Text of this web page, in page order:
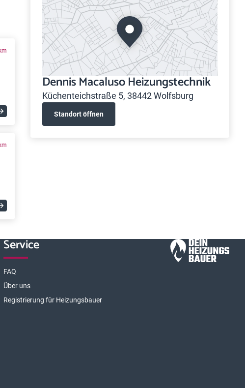
Dennis Macaluso Heizungstechnik
Küchenteichstraße 5, 38442 Wolfsburg
Standort öffnen
Service
FAQ
Über uns
Registrierung für Heizungsbauer